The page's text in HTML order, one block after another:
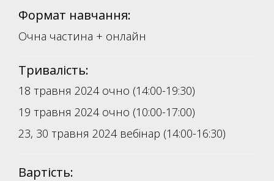
Формат навчання:
Очна частина + онлайн
Тривалість:
18 травня 2024 очно (14:00-19:30)
19 травня 2024 очно (10:00-17:00)
23, 30 травня 2024 вебінар (14:00-16:30)
Вартість: